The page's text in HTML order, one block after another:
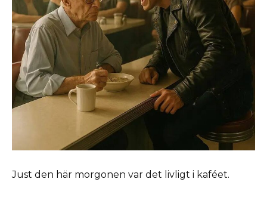
Just den här morgonen var det livligt i kaféet.